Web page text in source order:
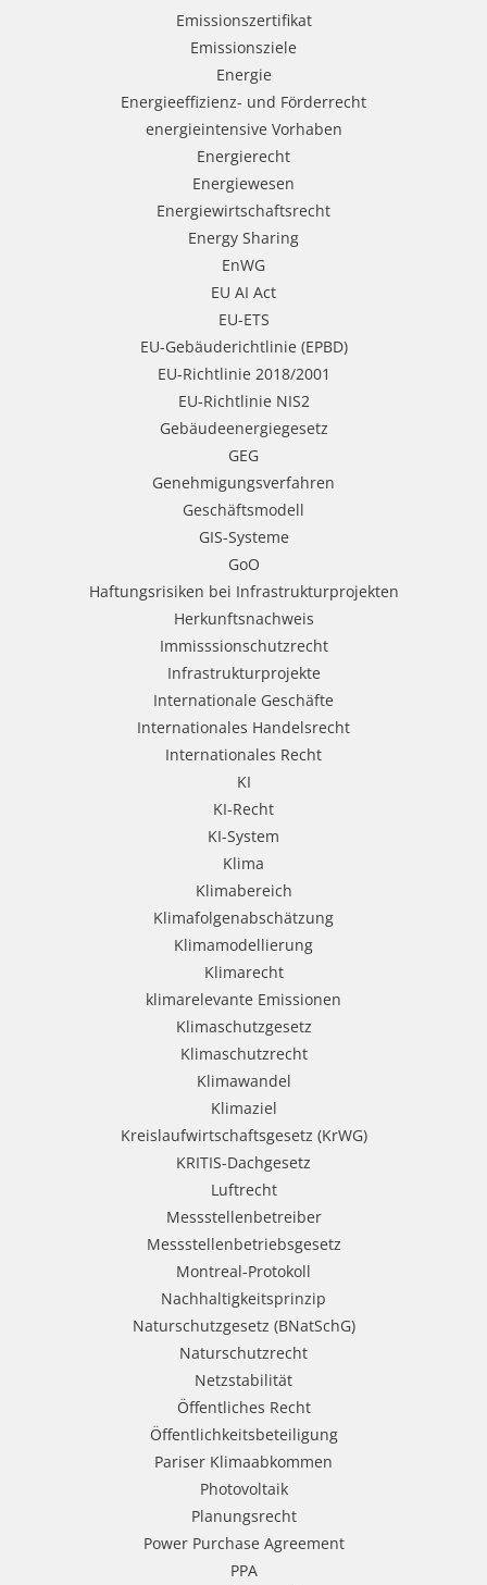
Emissionszertifikat
Emissionsziele
Energie
Energieeffizienz- und Förderrecht
energieintensive Vorhaben
Energierecht
Energiewesen
Energiewirtschaftsrecht
Energy Sharing
EnWG
EU AI Act
EU-ETS
EU-Gebäuderichtlinie (EPBD)
EU-Richtlinie 2018/2001
EU-Richtlinie NIS2
Gebäudeenergiegesetz
GEG
Genehmigungsverfahren
Geschäftsmodell
GIS-Systeme
GoO
Haftungsrisiken bei Infrastrukturprojekten
Herkunftsnachweis
Immisssionschutzrecht
Infrastrukturprojekte
Internationale Geschäfte
Internationales Handelsrecht
Internationales Recht
KI
KI-Recht
KI-System
Klima
Klimabereich
Klimafolgenabschätzung
Klimamodellierung
Klimarecht
klimarelevante Emissionen
Klimaschutzgesetz
Klimaschutzrecht
Klimawandel
Klimaziel
Kreislaufwirtschaftsgesetz (KrWG)
KRITIS-Dachgesetz
Luftrecht
Messstellenbetreiber
Messstellenbetriebsgesetz
Montreal-Protokoll
Nachhaltigkeitsprinzip
Naturschutzgesetz (BNatSchG)
Naturschutzrecht
Netzstabilität
Öffentliches Recht
Öffentlichkeitsbeteiligung
Pariser Klimaabkommen
Photovoltaik
Planungsrecht
Power Purchase Agreement
PPA